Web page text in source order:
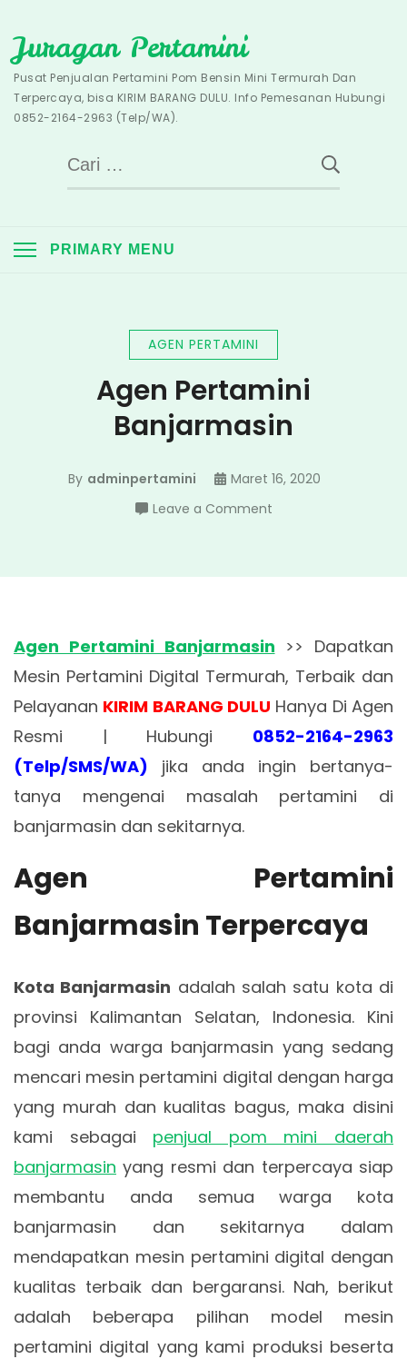
to
content
Juragan Pertamini
Pusat Penjualan Pertamini Pom Bensin Mini Termurah Dan
Terpercaya, bisa KIRIM BARANG DULU. Info Pemesanan Hubungi
0852-2164-2963 (Telp/WA).
Cari
untuk:
PRIMARY MENU
AGEN PERTAMINI
Agen Pertamini
Banjarmasin
By adminpertamini
Maret 16, 2020
Leave a Commenton
Banjarmasin
Agen Pertamini Banjarmasin >> Dapatkan
Mesin Pertamini Digital Termurah, Terbaik dan
Pelayanan KIRIM BARANG DULU Hanya Di Agen
Resmi | Hubungi 0852-2164-2963
(Telp/SMS/WA) jika anda ingin bertanya-
tanya mengenai masalah pertamini di
banjarmasin dan sekitarnya.
Agen Pertamini
Banjarmasin Terpercaya
Kota Banjarmasin adalah salah satu kota di
provinsi Kalimantan Selatan, Indonesia. Kini
bagi anda warga banjarmasin yang sedang
mencari mesin pertamini digital dengan harga
yang murah dan kualitas bagus, maka disini
kami sebagai penjual pom mini daerah
banjarmasin yang resmi dan terpercaya siap
membantu anda semua warga kota
banjarmasin dan sekitarnya dalam
mendapatkan mesin pertamini digital dengan
kualitas terbaik dan bergaransi. Nah, berikut
adalah beberapa pilihan model mesin
pertamini digital yang kami produksi beserta